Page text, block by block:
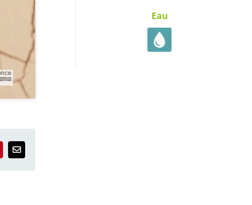
Email
Eau